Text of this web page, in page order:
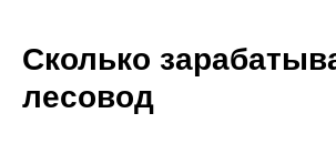
Сколько
лесовод